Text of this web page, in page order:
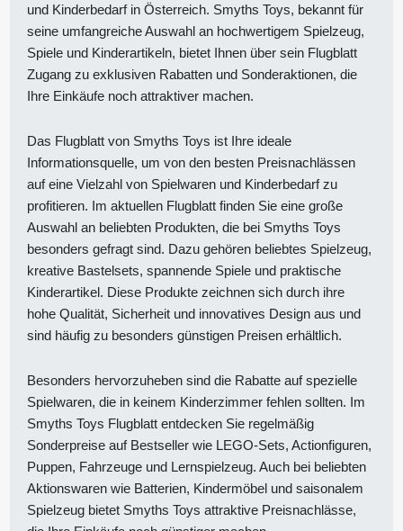
und Kinderbedarf in Österreich. Smyths Toys, bekannt für
seine umfangreiche Auswahl an hochwertigem Spielzeug,
Spiele und Kinderartikeln, bietet Ihnen über sein Flugblatt
Zugang zu exklusiven Rabatten und Sonderaktionen, die
Ihre Einkäufe noch attraktiver machen.
Das Flugblatt von Smyths Toys ist Ihre ideale
Informationsquelle, um von den besten Preisnachlässen
auf eine Vielzahl von Spielwaren und Kinderbedarf zu
profitieren. Im aktuellen Flugblatt finden Sie eine große
Auswahl an beliebten Produkten, die bei Smyths Toys
besonders gefragt sind. Dazu gehören beliebtes Spielzeug,
kreative Bastelsets, spannende Spiele und praktische
Kinderartikel. Diese Produkte zeichnen sich durch ihre
hohe Qualität, Sicherheit und innovatives Design aus und
sind häufig zu besonders günstigen Preisen erhältlich.
Besonders hervorzuheben sind die Rabatte auf spezielle
Spielwaren, die in keinem Kinderzimmer fehlen sollten. Im
Smyths Toys Flugblatt entdecken Sie regelmäßig
Sonderpreise auf Bestseller wie LEGO-Sets, Actionfiguren,
Puppen, Fahrzeuge und Lernspielzeug. Auch bei beliebten
Aktionswaren wie Batterien, Kindermöbel und saisonalem
Spielzeug bietet Smyths Toys attraktive Preisnachlässe,